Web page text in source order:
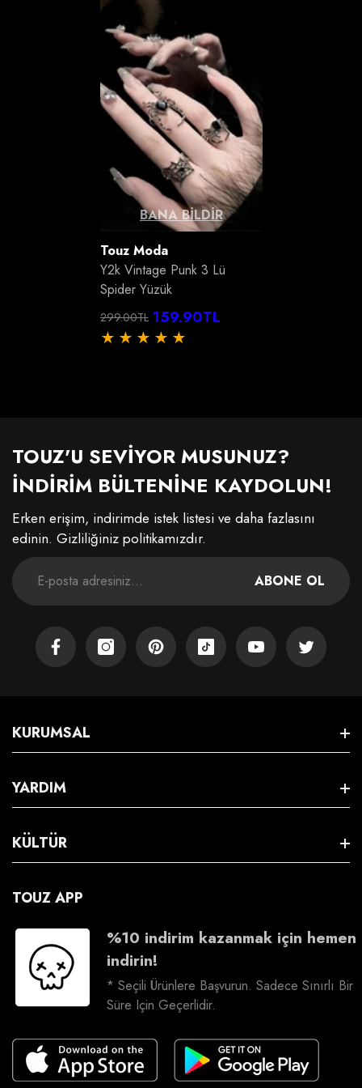
BANA BILDIR
Satıcı:
Touz Moda
Y2k Vintage Punk 3 Lü
Spider Yüzük
Normal
299.00TL
İndirimli
159.90TL
TOUZ'U SEVİYOR MUSUNUZ?
İNDİRİM BÜLTENİNE KAYDOLUN!
Erken erişim, indirimde istek listesi ve daha fazlasını
edinin. Gizliliğiniz politikamızdır.
ABONE OL
FacebookInstagramPinterestTikTok YouTube Twitter
KURUMSAL
Hakkımızda
Üyeliksiz İade
Kargo Takip
YARDIM
Satış Sözleşmesi
İptal & İade
İade Talebi Oluşturma
KÜLTÜR
İş Birliği
Kariyer
Sosyal Sorumluluk
TOUZ APP
%10 indirim kazanmak için hemen
indirin!
* Seçili Ürünlere Başvurun. Sadece Sınırlı Bir
Süre Için Geçerlidir.